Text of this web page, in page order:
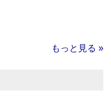
もっと見る »